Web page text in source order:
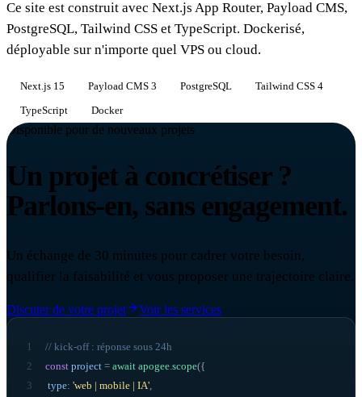
Ce site est construit avec Next.js App Router, Payload CMS,
PostgreSQL, Tailwind CSS et TypeScript. Dockerisé,
déployable sur n'importe quel VPS ou cloud.
Next.js 15 Payload CMS 3 PostgreSQL
Tailwind CSS 4
TypeScript
Docker
Disponible pour de nouveaux projets
Un projet à concrétiser ?
Parlons-en, sans engagement.
Un échange de 30 minutes pour cadrer votre besoin,
qualifier la faisabilité et vous proposer une trajectoire claire.
Discuter de votre projet Voir les services
1
// kick-off : réponse sous 24h
2
const project = await apogee scope({
3
type: 'web | mobile | IA'